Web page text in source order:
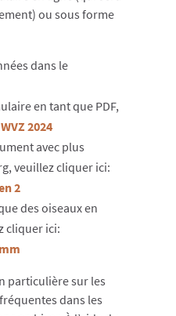
ou sous forme
dans le
en tant que PDF,
2024
avec plus
veuillez cliquer ici:
2
des oiseaux en
cliquer ici:
particulière sur les
dans les